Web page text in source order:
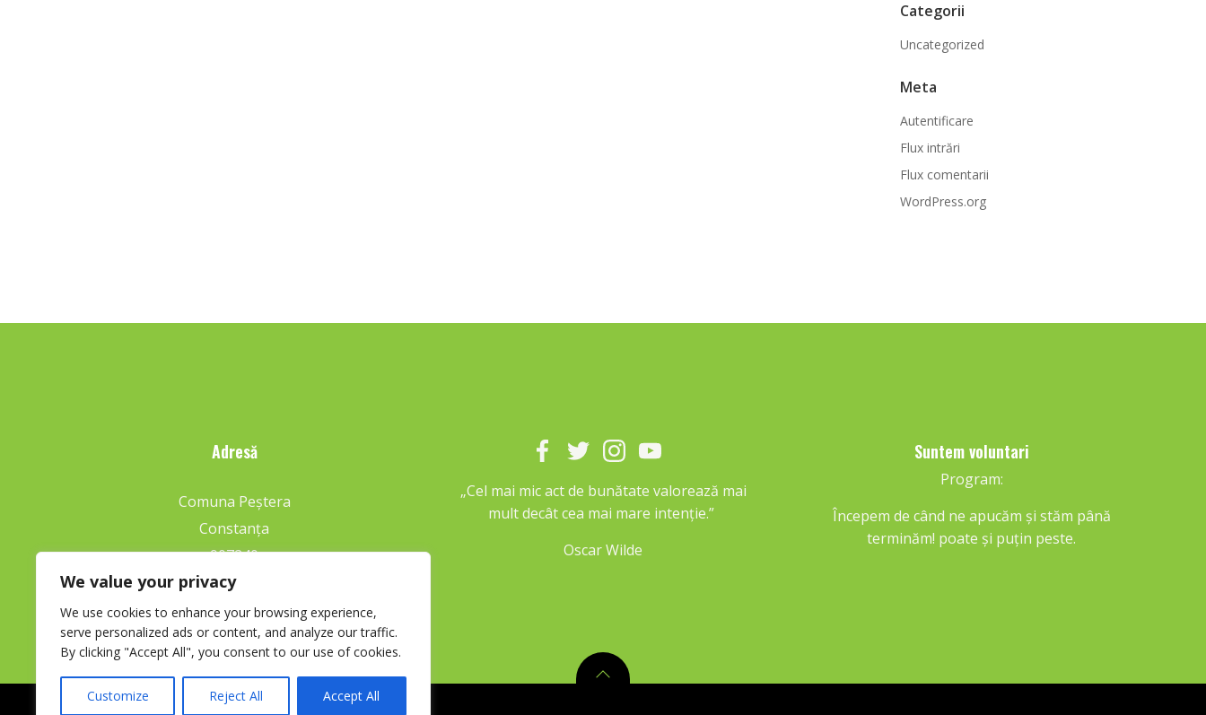
We value your privacy
We use cookies to enhance your browsing experience,
serve personalized ads or content, and analyze our traffic.
By clicking "Accept All", you consent to our use of cookies.
Customize Reject All Accept All
Categorii
Uncategorized
Meta
Autentificare
Flux intrări
Flux comentarii
WordPress.org
Adresă
Comuna Peștera
Constanța
907240
„Cel mai mic act de bunătate valorează mai
mult decât cea mai mare intenție.”
Oscar Wilde
Suntem voluntari
Program:
Începem de când ne apucăm și stăm până
terminăm! poate și puțin peste.